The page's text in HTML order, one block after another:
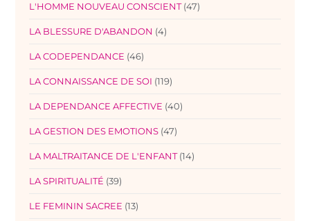
L'HOMME NOUVEAU CONSCIENT (47)
LA BLESSURE D'ABANDON (4)
LA CODEPENDANCE (46)
LA CONNAISSANCE DE SOI (119)
LA DEPENDANCE AFFECTIVE (40)
LA GESTION DES EMOTIONS (47)
LA MALTRAITANCE DE L'ENFANT (14)
LA SPIRITUALITÉ (39)
LE FEMININ SACREE (13)